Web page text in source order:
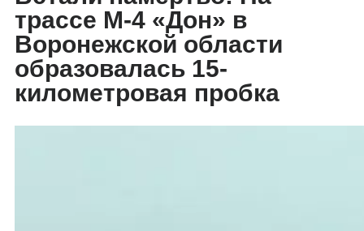
трассе М-4 «Дон» в
Воронежской области
образовалась 15-
километровая пробка